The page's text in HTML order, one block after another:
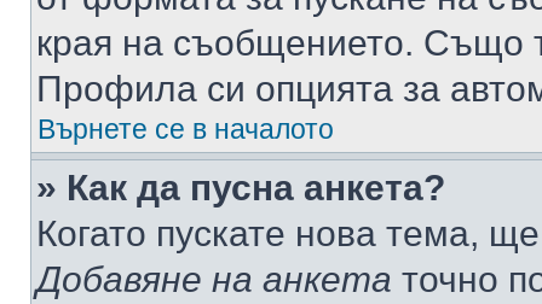
края на съобщението. Също
Профила си опцията за
Върнете се в началото
» Как да пусна анкета?
Когато пускате нова тема,
Добавяне на анкета точно